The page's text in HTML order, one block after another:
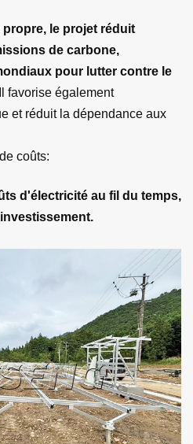
propre, le projet réduit
de carbone,
pour lutter contre le
Il favorise également
et réduit la dépendance aux
coûts:
d'électricité au fil du temps,